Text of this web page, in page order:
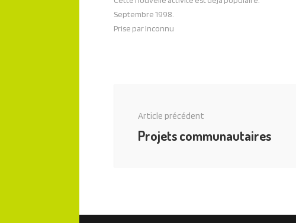
Septembre 1998.
Prise par Inconnu
articlesArticle précédent
Projets communautaires